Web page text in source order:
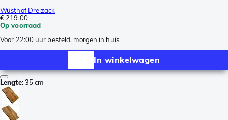
Wüsthof Dreizack
€ 219,00
Op voorraad
Voor 22:00 uur besteld, morgen in huis
In winkelwagen
Lengte:35 cm